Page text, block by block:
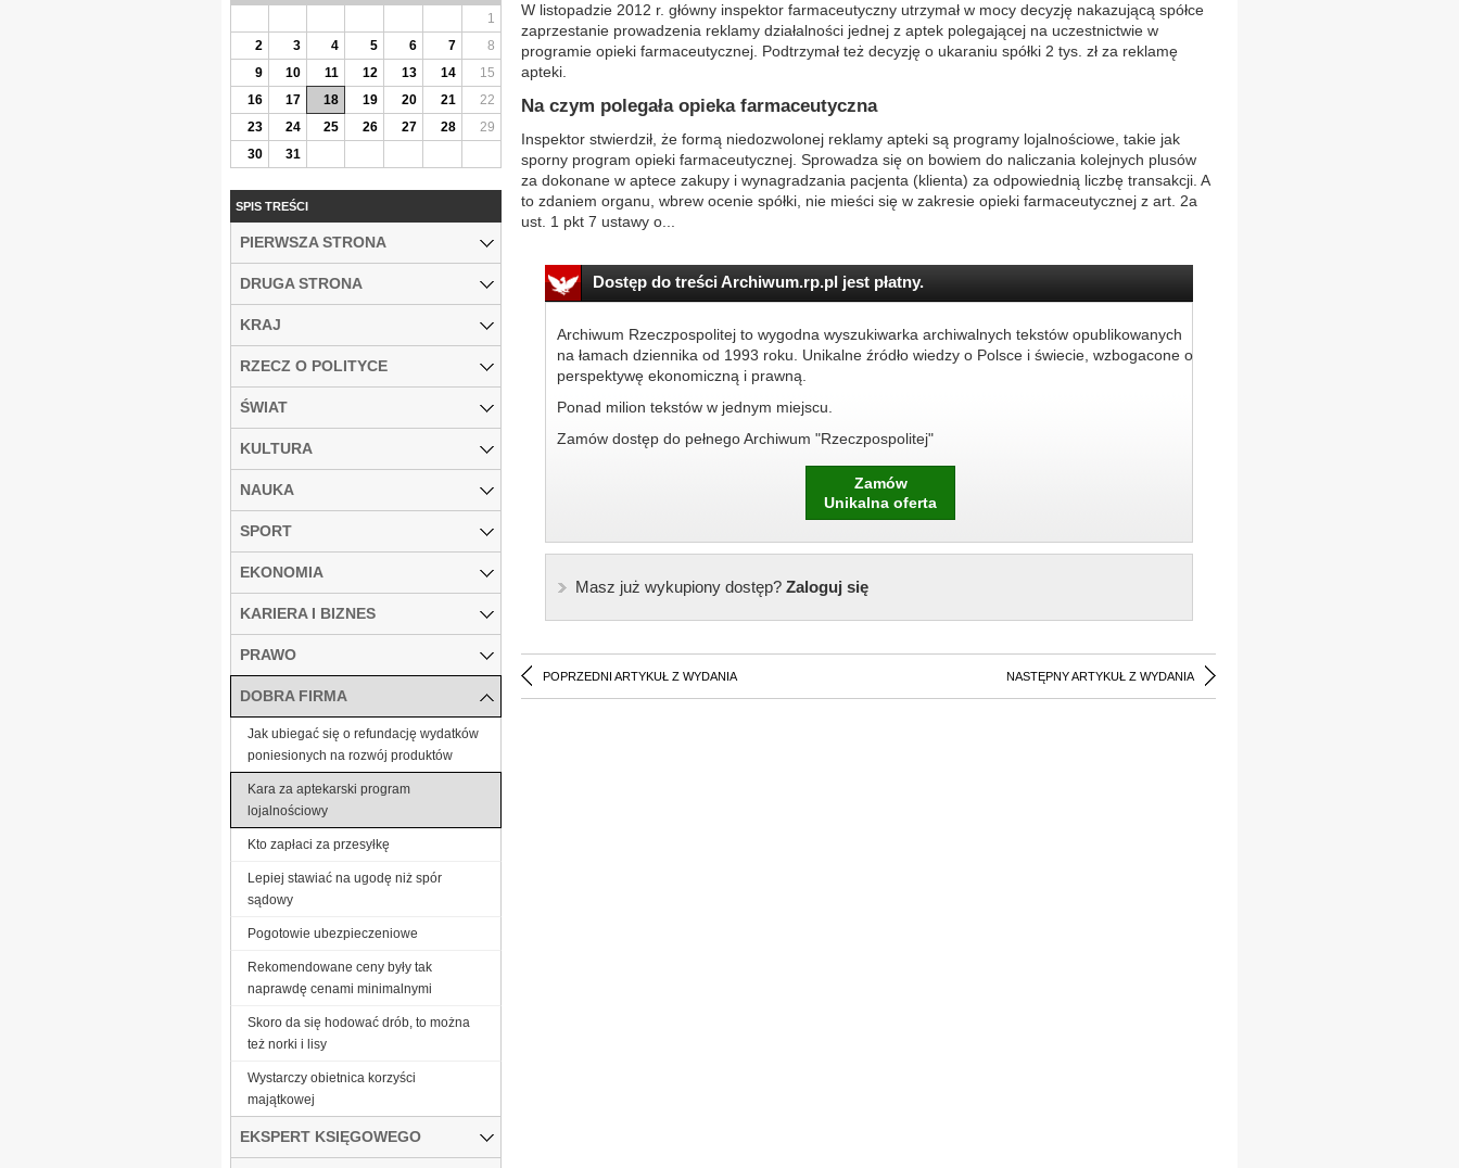
W listopadzie 2012 r. główny inspektor farmaceutyczny utrzymał w mocy decyzję nakazującą spółce
zaprzestanie prowadzenia reklamy działalności jednej z aptek polegającej na uczestnictwie w
programie opieki farmaceutycznej. Podtrzymał też decyzję o ukaraniu spółki 2 tys. zł za reklamę
apteki.
Na czym polegała opieka farmaceutyczna
Inspektor stwierdził, że formą niedozwolonej reklamy apteki są programy lojalnościowe, takie jak
sporny program opieki farmaceutycznej. Sprowadza się on bowiem do naliczania kolejnych plusów
za dokonane w aptece zakupy i wynagradzania pacjenta (klienta) za odpowiednią liczbę transakcji. A
to zdaniem organu, wbrew ocenie spółki, nie mieści się w zakresie opieki farmaceutycznej z art. 2a
ust. 1 pkt 7 ustawy o...
Dostęp do treści Archiwum.rp.pl jest płatny.
Archiwum Rzeczpospolitej to wygodna wyszukiwarka archiwalnych tekstów opublikowanych
na łamach dziennika od 1993 roku. Unikalne źródło wiedzy o Polsce i świecie, wzbogacone o
perspektywę ekonomiczną i prawną.
Ponad milion tekstów w jednym miejscu.
Zamów dostęp do pełnego Archiwum "Rzeczpospolitej"
Zamów
Unikalna oferta
Masz już wykupiony dostęp?Zaloguj się
POPRZEDNI ARTYKUŁ Z WYDANIA NASTĘPNY ARTYKUŁ Z WYDANIA
1
2
3 4 5 6 7
8
9
10 11 12 13 14
15
16
17 18 19 20 21
22
23
24 25 26 27 28
29
30
31
SPIS TREŚCI
PIERWSZA STRONA
DRUGA STRONA
KRAJ
RZECZ O POLITYCE
ŚWIAT
KULTURA
NAUKA
SPORT
EKONOMIA
KARIERA I BIZNES
PRAWO
DOBRA FIRMA
Jak ubiegać się o refundację wydatków
poniesionych na rozwój produktów
Kara za aptekarski program
lojalnościowy
Kto zapłaci za przesyłkę
Lepiej stawiać na ugodę niż spór
sądowy
Pogotowie ubezpieczeniowe
Rekomendowane ceny były tak
naprawdę cenami minimalnymi
Skoro da się hodować drób, to można
też norki i lisy
Wystarczy obietnica korzyści
majątkowej
EKSPERT KSIĘGOWEGO